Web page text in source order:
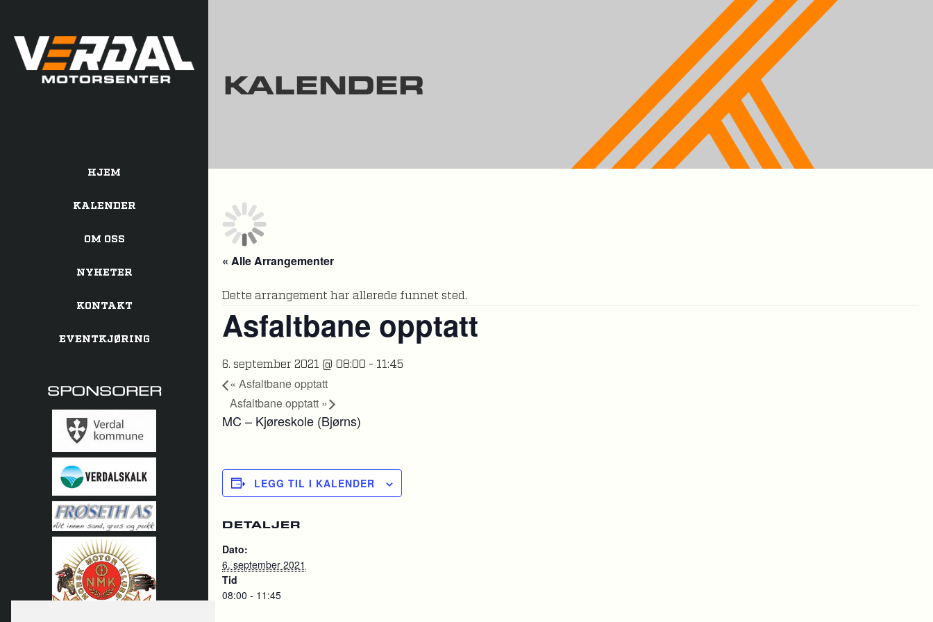
HJEM
KALENDER
OM OSS
NYHETER
KONTAKT
EVENTKJØRING
SPONSORER
KALENDER
« Alle Arrangementer
Dette arrangement har allerede funnet sted.
Asfaltbane opptatt
6. september 2021 @ 08:00 - 11:45
« Asfaltbane opptatt
Asfaltbane opptatt »
MC – Kjøreskole (Bjørns)
LEGG TIL I KALENDER
DETALJER
Dato:
6. september 2021
Tid
08:00 - 11:45